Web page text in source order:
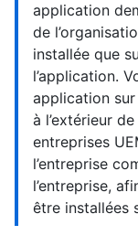
application
de
installée que
l’application.
application
à l’extérieur
entreprises
l’entreprise
l’entreprise,
être installées